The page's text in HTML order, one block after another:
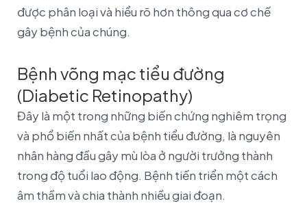
được phân loại và hiểu rõ hơn thông qua cơ chế
gây bệnh của chúng.
Bệnh võng mạc tiểu đường
(Diabetic Retinopathy)
Đây là một trong những biến chứng nghiêm trọng
và phổ biến nhất của bệnh tiểu đường, là nguyên
nhân hàng đầu gây mù lòa ở người trưởng thành
trong độ tuổi lao động. Bệnh tiến triển một cách
âm thầm và chia thành nhiều giai đoạn.